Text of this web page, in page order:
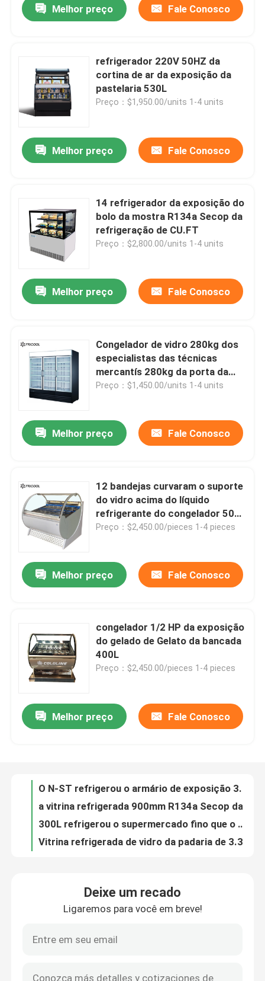
Casa
Produtos
Quem Somos
Controle de Qualidade
Fale Conosco
Vitrina Refrigerated da padaria
Caixa Refrigerated do supermercado fino
Especialistas das técnicas mercantís de vidro da
Melhor preço Fale Conosco
refrigerador 220V 50HZ da
cortina de ar da exposição da
pastelaria 530L
Preço：$1,950.00/units 1-4 units
Melhor preço Fale Conosco
14 refrigerador da exposição do
bolo da mostra R134a Secop da
refrigeração de CU.FT
Preço：$2,800.00/units 1-4 units
Melhor preço Fale Conosco
Congelador de vidro 280kg dos
especialistas das técnicas
mercantís 280kg da porta da
temperatura 3 do CE ETL únicos
Preço：$1,450.00/units 1-4 units
Melhor preço Fale Conosco
12 bandejas curvaram o suporte
do vidro acima do líquido
refrigerante do congelador 500L
R290 do gelado
Preço：$2,450.00/pieces 1-4 pieces
Melhor preço Fale Conosco
congelador 1/2 HP da exposição
do gelado de Gelato da bancada
400L
Preço：$2,450.00/pieces 1-4 pieces
Melhor preço Fale Conosco
O N-ST refrigerou o armário de exposição 3.3CU.FT do bolo da vitrina da padaria
Equipamento da padaria da vitrina do bolo do refrigerador da bancada do refrigerador do SUS 304 com CE/ETL
Vitrina refrigerada da bancada para a padaria com CE e ETL
Vitrina traseira dupla do acesso da bancada para a padaria com CE&ETL
Vitrina dupla Refrigerated do acesso da bancada para a padaria
Deixe um recado
Ligaremos para você em breve!